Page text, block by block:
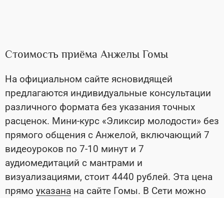
Стоимость приёма Анжелы Гомы
На официальном сайте ясновидящей
предлагаются индивидуальные консультации
различного формата без указания точных
расценок. Мини-курс «Эликсир молодости» без
прямого общения с Анжелой, включающий 7
видеоуроков по 7-10 минут и 7
аудиомедитаций с мантрами и
визуализациями, стоит 4440 рублей. Эта цена
прямо указана на сайте Гомы. В Сети можно